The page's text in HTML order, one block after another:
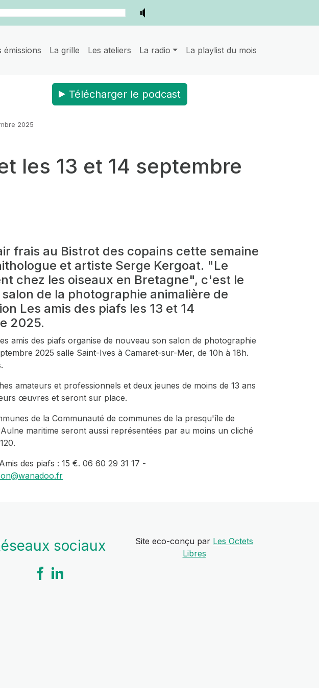
émissions La grille Les ateliers La radio La playlist du mois
Télécharger le podcast
2025
les 13 et 14 septembre
frais au Bistrot des copains cette semaine
et artiste Serge Kergoat. "Le
chez les oiseaux en Bretagne", c'est le
de la photographie animalière de
Les amis des piafs les 13 et 14
2025.
amis des piafs organise de nouveau son salon de photographie
2025 salle Saint-Ives à Camaret-sur-Mer, de 10h à 18h.
amateurs et professionnels et deux jeunes de moins de 13 ans
œuvres et seront sur place.
de la Communauté de communes de la presqu'île de
maritime seront aussi représentées par au moins un cliché
des piafs : 15 €. 06 60 29 31 17 -
sociaux Site eco-conçu par Les Octets
Libres